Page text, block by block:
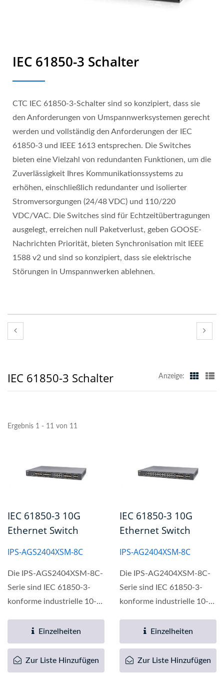
IEC 61850-3 Schalter
CTC IEC 61850-3-Schalter sind so konzipiert, dass sie
den Anforderungen von Umspannwerksystemen gerecht
werden und vollständig den Anforderungen der IEC
61850-3 und IEEE 1613 entsprechen. Die Switches
bieten eine Vielzahl von redundanten Funktionen, um die
Zuverlässigkeit Ihres Kommunikationssystems zu
erhöhen, einschließlich redundanter und isolierter
Stromversorgungen (24/48 VDC) und 110/220
VDC/VAC. Die Switches sind für Echtzeitübertragungen
ausgelegt, erreichen null Paketverlust, geben GOOSE-
Nachrichten Priorität, bieten Synchronisation mit IEEE
1588 v2 und sind so konzipiert, dass sie elektrische
Störungen in Umspannwerken ablehnen.
IEC 61850-3 Schalter Anzeige:
Ergebnis 1 - 11 von 11
IEC 61850-3 10G
Ethernet Switch
IPS-AGS2404XSM-8C
Die IPS-AGS2404XSM-8C-
Serie sind IEC 61850-3-
konforme industrielle 10-
Switches,...Einzelheiten
Zur Liste Hinzufügen
IEC 61850-3 10G
Ethernet Switch
IPS-AG2404XSM-8C
Die IPS-AG2404XSM-8C-
Serie sind IEC 61850-3-
konforme industrielle 10-
Switches,...Einzelheiten
Zur Liste Hinzufügen